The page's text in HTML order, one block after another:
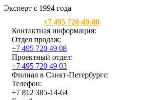
Эксперт с 1994 года
+7 495 720-49-00
Контактная информация:
Отдел продаж:
+7 495 720 49 08
Проектный отдел:
+7 495 720 49 03
Филиал в Санкт-Петербурге:
Телефон:
+7 812 385-14-64